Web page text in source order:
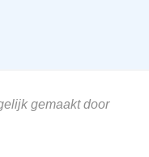
gemaakt door